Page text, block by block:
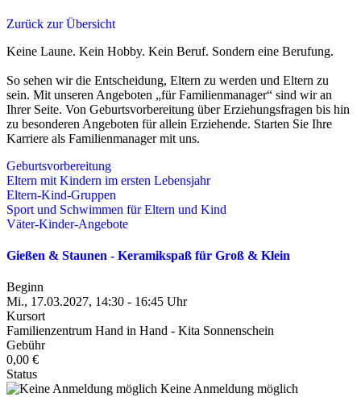
Zurück zur Übersicht
Keine Laune. Kein Hobby. Kein Beruf. Sondern eine Berufung.
So sehen wir die Entscheidung, Eltern zu werden und Eltern zu
sein. Mit unseren Angeboten „für Familienmanager“ sind wir an
Ihrer Seite. Von Geburtsvorbereitung über Erziehungsfragen bis hin
zu besonderen Angeboten für allein Erziehende. Starten Sie Ihre
Karriere als Familienmanager mit uns.
Geburtsvorbereitung
Eltern mit Kindern im ersten Lebensjahr
Eltern-Kind-Gruppen
Sport und Schwimmen für Eltern und Kind
Väter-Kinder-Angebote
Gießen & Staunen - Keramikspaß für Groß & Klein
Beginn
Mi., 17.03.2027, 14:30 - 16:45 Uhr
Kursort
Familienzentrum Hand in Hand - Kita Sonnenschein
Gebühr
0,00 €
Status
Keine Anmeldung möglich